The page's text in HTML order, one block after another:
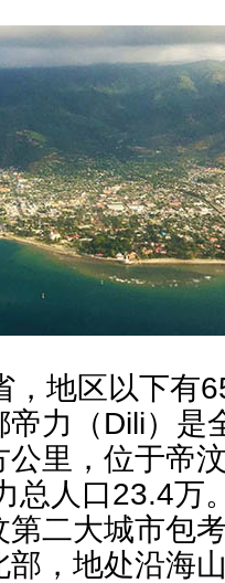
地区以下有
力（Dili）是
里，位于帝
总人口23.4万
二大城市包
，地处沿海